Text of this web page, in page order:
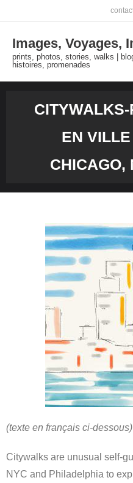
to
content
Images, Voyages,
prints, photos, stories, walks |
histoires, promenades
EN
CHICAGO,
(texte en français ci-dessous)
Citywalks are unusual self-
NYC and Philadelphia to